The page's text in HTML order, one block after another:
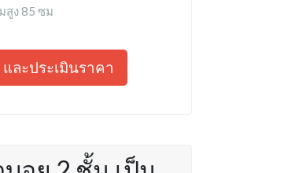
สูง 85 ซม
ละประเมินราคา